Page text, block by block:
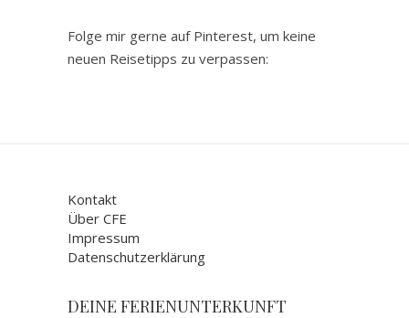
Folge mir gerne auf Pinterest, um keine
neuen Reisetipps zu verpassen:
Kontakt
Über CFE
Impressum
Datenschutzerklärung
DEINE FERIENUNTERKUNFT